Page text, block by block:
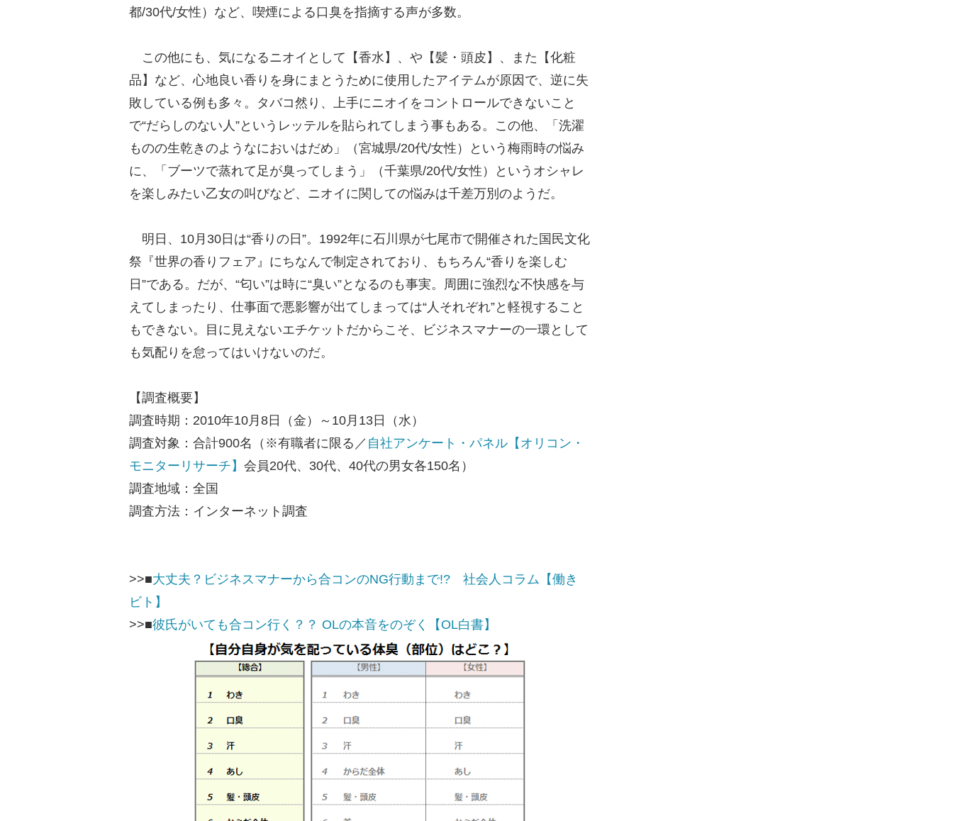
都/30代/女性）など、喫煙による口臭を指摘する声が多数。
この他にも、気になるニオイとして【香水】、や【髪・頭皮】、また【化粧
品】など、心地良い香りを身にまとうために使用したアイテムが原因で、逆に失
敗している例も多々。タバコ然り、上手にニオイをコントロールできないこと
で“だらしのない人”というレッテルを貼られてしまう事もある。この他、「洗濯
ものの生乾きのようなにおいはだめ」（宮城県/20代/女性）という梅雨時の悩み
に、「ブーツで蒸れて足が臭ってしまう」（千葉県/20代/女性）というオシャレ
を楽しみたい乙女の叫びなど、ニオイに関しての悩みは千差万別のようだ。
明日、10月30日は“香りの日”。1992年に石川県が七尾市で開催された国民文化
祭『世界の香りフェア』にちなんで制定されており、もちろん“香りを楽しむ
日”である。だが、“匂い”は時に“臭い”となるのも事実。周囲に強烈な不快感を与
えてしまったり、仕事面で悪影響が出てしまっては“人それぞれ”と軽視すること
もできない。目に見えないエチケットだからこそ、ビジネスマナーの一環として
も気配りを怠ってはいけないのだ。
【調査概要】
調査時期：2010年10月8日（金）～10月13日（水）
調査対象：合計900名（※有職者に限る／ 自社アンケート・パネル【オリコン・
モニターリサーチ】 会員20代、30代、40代の男女各150名）
調査地域：全国
調査方法：インターネット調査
>>■大丈夫？ビジネスマナーから合コンのNG行動まで!? 社会人コラム【働き
ビト】
>>■彼氏がいても合コン行く？？ OLの本音をのぞく【OL白書】